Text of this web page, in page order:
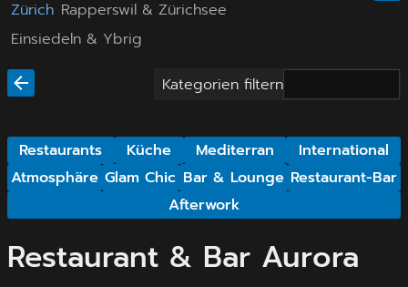
Zürich Rapperswil & Zürichsee
Einsiedeln & Ybrig
Kategorien filtern
Restaurants Küche Mediterran
International
Atmosphäre Glam Chic Bar & Lounge Restaurant-Bar
Afterwork
Restaurant & Bar Aurora